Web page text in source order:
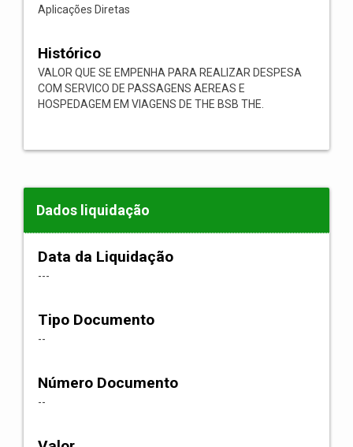
Aplicações Diretas
Histórico
VALOR QUE SE EMPENHA PARA REALIZAR DESPESA
COM SERVICO DE PASSAGENS AEREAS E
HOSPEDAGEM EM VIAGENS DE THE BSB THE.
Dados liquidação
Data da Liquidação
---
Tipo Documento
--
Número Documento
--